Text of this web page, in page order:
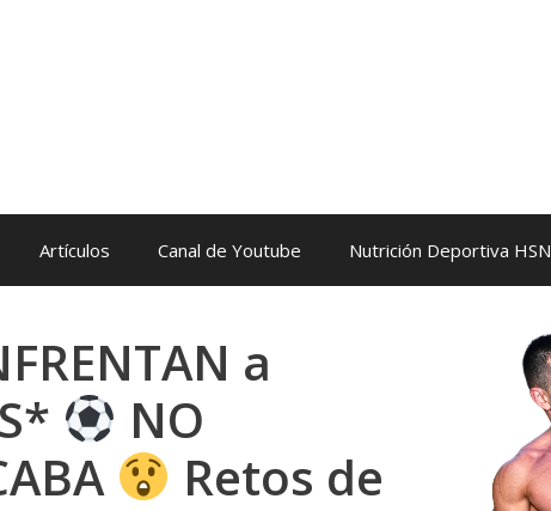
Artículos Canal de Youtube Nutrición Deportiva HSN
a
NO
Retos de